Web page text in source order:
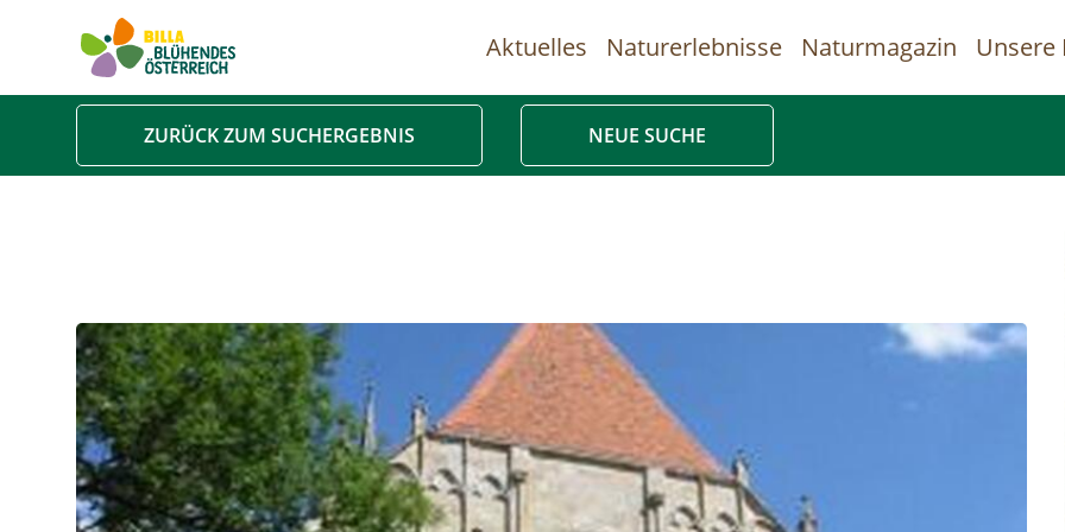
Hauptnavigation
Aktuelles Naturerlebnisse Naturmagazin Unsere
ZURÜCK ZUM SUCHERGEBNIS NEUE SUCHE